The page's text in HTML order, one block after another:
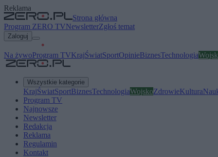
Reklama
Strona główna
Program ZERO TVNewsletterZgłoś temat
Zaloguj
Na żywoProgram TVKrajŚwiatSportOpinieBiznesTechnologia
Wszystkie kategorie
KrajŚwiatSportBiznesTechnologiaWojskoZdrowieKultura
Program TV
Najnowsze
Newsletter
Redakcja
Reklama
Regulamin
Kontakt